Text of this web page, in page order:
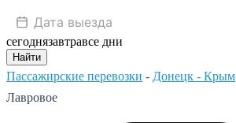
сегоднязавтравсе дни
Найти
Пассажирские перевозки - Донецк - Крым
Лавровое